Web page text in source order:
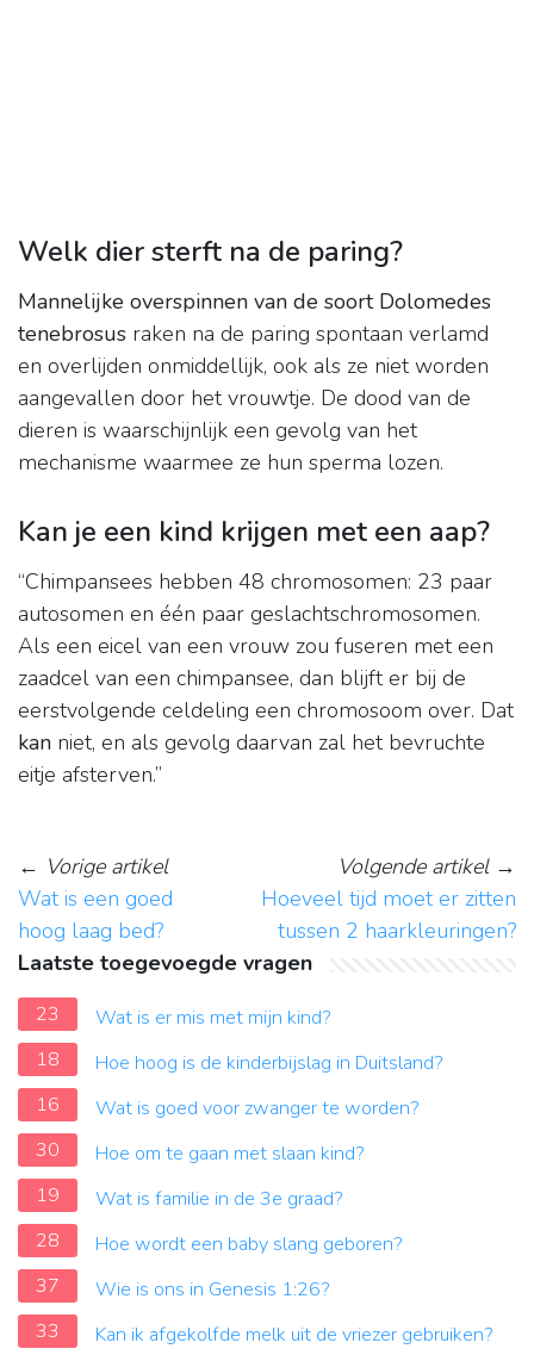
Welk dier sterft na de paring?
Mannelijke overspinnen van de soort Dolomedes
tenebrosus raken na de paring spontaan verlamd
en overlijden onmiddellijk, ook als ze niet worden
aangevallen door het vrouwtje. De dood van de
dieren is waarschijnlijk een gevolg van het
mechanisme waarmee ze hun sperma lozen.
Kan je een kind krijgen met een aap?
“Chimpansees hebben 48 chromosomen: 23 paar
autosomen en één paar geslachtschromosomen.
Als een eicel van een vrouw zou fuseren met een
zaadcel van een chimpansee, dan blijft er bij de
eerstvolgende celdeling een chromosoom over. Dat
kan niet, en als gevolg daarvan zal het bevruchte
eitje afsterven.”
← Vorige artikel
Wat is een goed
hoog laag bed?
Volgende artikel→
Hoeveel tijd moet er zitten
tussen 2 haarkleuringen?
Laatste toegevoegde vragen
23
Wat is er mis met mijn kind?
18
Hoe hoog is de kinderbijslag in Duitsland?
16
Wat is goed voor zwanger te worden?
30
Hoe om te gaan met slaan kind?
19
Wat is familie in de 3e graad?
28
Hoe wordt een baby slang geboren?
37
Wie is ons in Genesis 1:26?
33
Kan ik afgekolfde melk uit de vriezer gebruiken?